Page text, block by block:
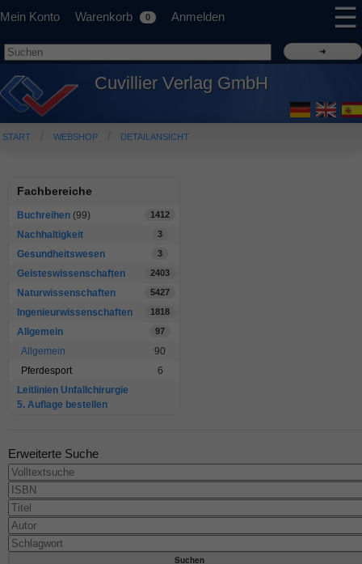
Mein Konto Warenkorb 0 Anmelden ☰
Cuvillier Verlag GmbH
START WEBSHOP DETAILANSICHT
Fachbereiche
Buchreihen (99) 1412
Nachhaltigkeit 3
Gesundheitswesen 3
Geisteswissenschaften 2403
Naturwissenschaften 5427
Ingenieurwissenschaften 1818
Allgemein 97
Allgemein
90
Pferdesport
6
Leitlinien Unfallchirurgie
5. Auflage bestellen
Erweiterte Suche